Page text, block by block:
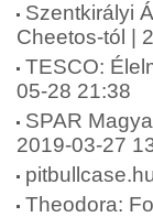
Szentkirályi
Cheetos-tól |
TESCO:
05-28 21:38
SPAR
2019-03-27
Theodora: